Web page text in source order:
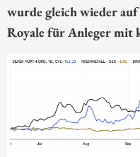
wurde gleich wieder
Royale für Anleger mit